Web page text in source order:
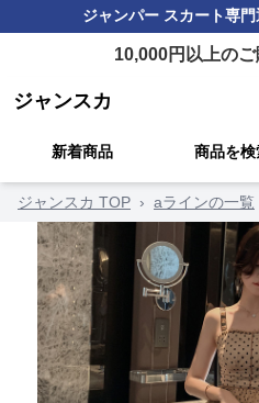
ジャンパー スカート専門
10,000円以上の
ジャンスカ
新着商品 商品を検
ジャンスカ TOP › aラインの一覧